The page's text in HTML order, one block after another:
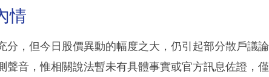
情
，但今日股價異動的幅度之大，仍引起部分散戶議論
聲音，惟相關說法暫未有具體事實或官方訊息佐證，僅